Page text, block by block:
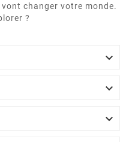
changer votre monde.
?


